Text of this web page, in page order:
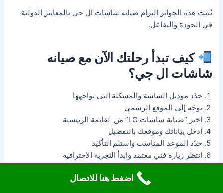
تُثبت هذه الجوائز التزام صيانه شاشات ال جي بالمعايير الدولية
في الجودة والتفاعل.
كيف تبدأ رحلتك الآن مع صيانه
شاشات ال جي؟
حدّد موديل الشاشة والمشكلة التي تواجهها
توجّه إلى الموقع الرسمي
اختر “صيانة شاشات LG” من القائمة الرئيسية
أدخل بياناتك وموقعك بالتفصيل
حدّد الموعد المناسب واستلم التأكيد
انتظر زيارة فني معتمد وابدأ التجربة الاحترافية
ولا تنس أن جميع الخدمات مصحوبة بضمان رسمي وشفافية في
اضغط هنا للاتصال